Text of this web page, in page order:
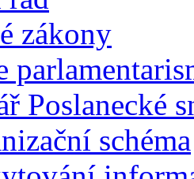
zákony
Poslanecké
schéma